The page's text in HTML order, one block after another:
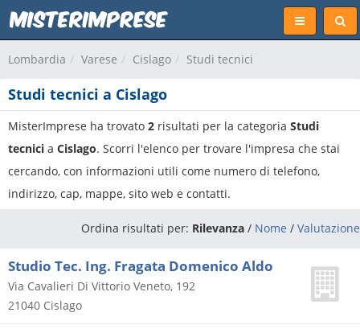
Lombardia Varese Cislago Studi tecnici
Studi tecnici a Cislago
MisterImprese ha trovato 2 risultati per la categoria Studi
tecnici a Cislago. Scorri l'elenco per trovare l'impresa che stai
cercando, con informazioni utili come numero di telefono,
indirizzo, cap, mappe, sito web e contatti.
Ordina risultati per: Rilevanza / Nome / Valutazione
Studio Tec. Ing. Fragata Domenico Aldo
Via Cavalieri Di Vittorio Veneto, 192
21040 Cislago